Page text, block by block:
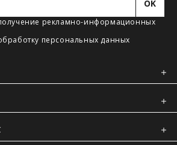
OK
рекламно-информационных
персональных данных
точкам ягодиц.обл., Ленинградская обл.
сайте через платежную систему